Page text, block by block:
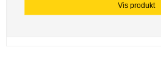
Vis produkt